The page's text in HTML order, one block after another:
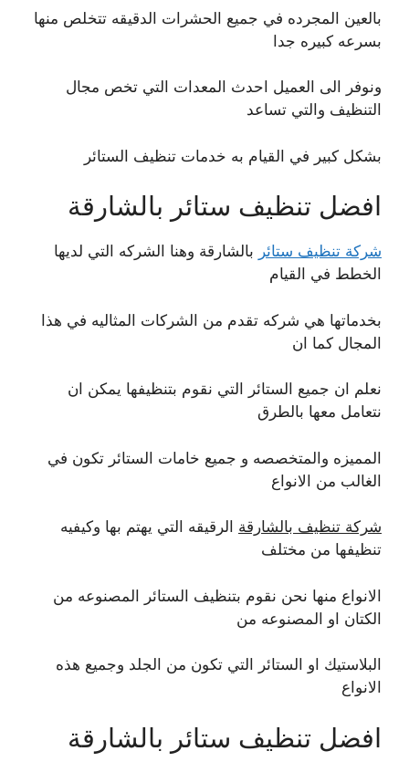
بالعين المجرده في جميع الحشرات الدقيقه تتخلص منها
بسرعه كبيره جدا
ونوفر الى العميل احدث المعدات التي تخص مجال
التنظيف والتي تساعد
بشكل كبير في القيام به خدمات تنظيف الستائر
افضل تنظيف ستائر بالشارقة
شركة تنظيف ستائر بالشارقة وهنا الشركه التي لديها
الخطط في القيام
بخدماتها هي شركه تقدم من الشركات المثاليه في هذا
المجال كما ان
نعلم ان جميع الستائر التي نقوم بتنظيفها يمكن ان
نتعامل معها بالطرق
المميزه والمتخصصه و جميع خامات الستائر تكون في
الغالب من الانواع
شركة تنظيف بالشارقة الرقيقه التي يهتم بها وكيفيه
تنظيفها من مختلف
الانواع منها نحن نقوم بتنظيف الستائر المصنوعه من
الكتان او المصنوعه من
البلاستيك او الستائر التي تكون من الجلد وجميع هذه
الانواع
افضل تنظيف ستائر بالشارقة